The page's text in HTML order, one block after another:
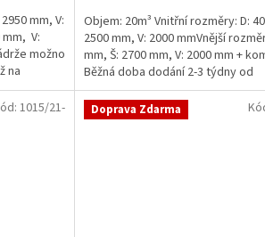
mm, V:
V:
možno
na
Objem: 20m³ Vnitřní rozměry: D:
2500 mm, V: 2000 mmVnější
mm, Š: 2700 mm, V: 2000 mm +
Běžná doba dodání 2-3 týdny od
objednávky. Rozměry...
1015/21- Doprava Zdarma